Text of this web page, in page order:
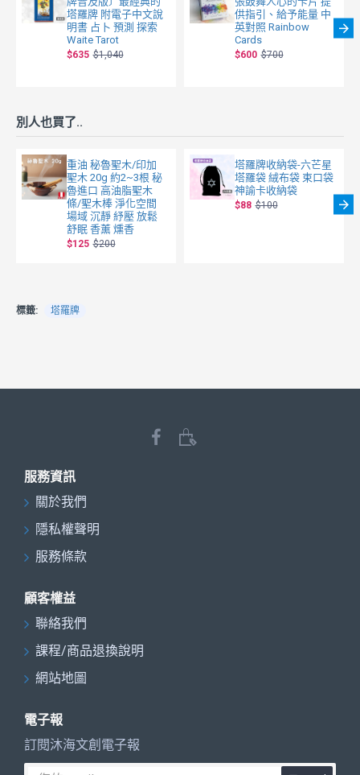
塔羅牌 附電子中文說
明書 占卜 預測 探索
Waite Tarot
$635 $1,040
供指引、給予能量 中
英對照 Rainbow
Cards
$600 $700
別人也買了..
重油 秘魯聖木/印加
聖木 20g 約2~3根 秘
魯進口 高油脂聖木
條/聖木棒 淨化空間
場域 沉靜 紓壓 放鬆
舒眠 香薰 燻香
$125 $200
塔羅牌收納袋-六芒星
塔羅袋 絨布袋 束口袋
神諭卡收納袋
$88 $100
標籤: 塔羅牌
服務資訊
關於我們
隱私權聲明
服務條款
顧客權益
聯絡我們
課程/商品退換說明
網站地圖
電子報
訂閱沐海文創電子報